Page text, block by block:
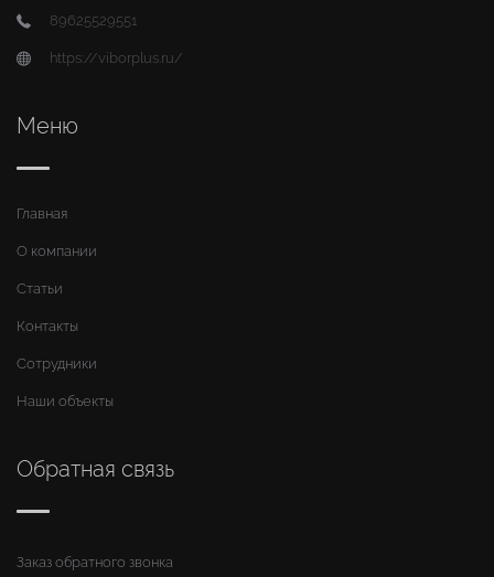
89625529551
https://viborplus.ru/
Меню
Главная
О компании
Статьи
Контакты
Сотрудники
Наши объекты
Обратная связь
Заказ обратного звонка